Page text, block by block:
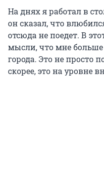
На днях я работал в
он сказал, что
отсюда не поедет. В
мысли, что мне
города. Это не просто
скорее, это на уровне